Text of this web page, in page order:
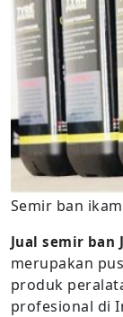
Semir ban
Jual semir ban
merupakan
produk
profesional di